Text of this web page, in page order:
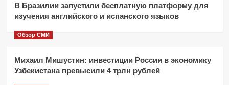
В Бразилии запустили бесплатную платформу для
изучения английского и испанского языков
Обзор СМИ
Михаил Мишустин: инвестиции России в экономику
Узбекистана превысили 4 трлн рублей